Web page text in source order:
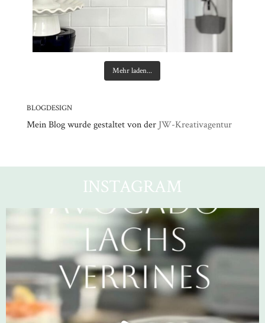
Mehr laden...
BLOGDESIGN
Mein Blog wurde gestaltet von der JW-Kreativagentur
INSTAGRAM